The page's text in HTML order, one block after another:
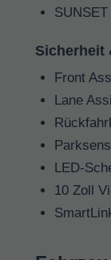
Sicherheit
Front
Lane
LED-
10 Zoll